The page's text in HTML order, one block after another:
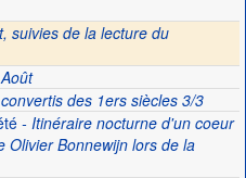
suivies de la lecture du
des 1ers siècles 3/3
- Itinéraire nocturne d'un coeur
Olivier Bonnewijn lors de la